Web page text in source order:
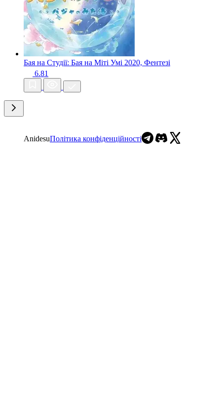
Бая на Студії: Бая на Міті Умі 2020, Фентезі
6.81
AnidesuПолітика конфіденційності